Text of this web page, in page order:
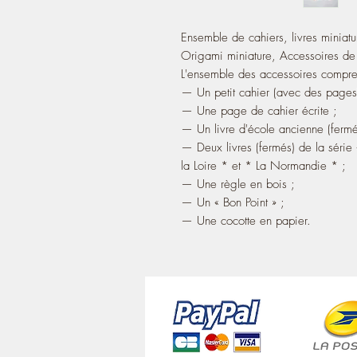
Ensemble de cahiers, livres
Origami miniature, Accessoires
L'ensemble des accessoires
— Un petit cahier (avec des
— Une page de cahier écrite ;
— Un livre d'école ancienne
— Deux livres (fermés) de la série
la Loire * et * La Normandie * ;
— Une règle en bois ;
— Un « Bon Point » ;
— Une cocotte en papier.